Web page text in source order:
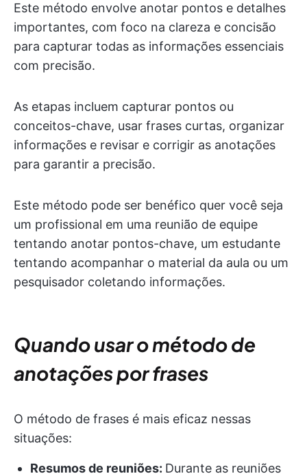
Este método envolve anotar pontos e detalhes
importantes, com foco na clareza e concisão
para capturar todas as informações essenciais
com precisão.
As etapas incluem capturar pontos ou
conceitos-chave, usar frases curtas, organizar
informações e revisar e corrigir as anotações
para garantir a precisão.
Este método pode ser benéfico quer você seja
um profissional em uma reunião de equipe
tentando anotar pontos-chave, um estudante
tentando acompanhar o material da aula ou um
pesquisador coletando informações.
Quando usar o método de
anotações por frases
O método de frases é mais eficaz nessas
situações:
Resumos de reuniões: Durante as reuniões